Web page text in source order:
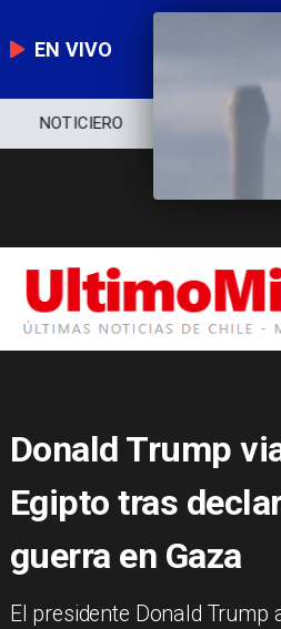
EN VIVO
NOTICIERO
Donald Trump
Egipto tras
guerra en Gaza
El presidente Donald